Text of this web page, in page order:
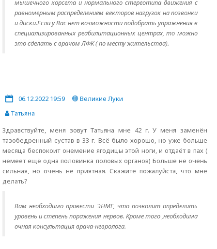
мышечного корсета и нормального стереотипа движения с
равномерным распределением векторов нагрузок на позвонки
и диски.Если у Вас нет возможности подобрать упражнения в
специализированных реабилитационных центрах, то можно
это сделать с врачом ЛФК ( по месту жительства).
06.12.2022 19:59
Великие Луки
Татьяна
Здравствуйте, меня зовут Татьяна мне 42 г. У меня заменён
тазобедренный сустав в 33 г. Всё было хорошо, но уже больше
месяца беспокоит онемение ягодицы этой ноги, и отдаёт в пах (
немеет ещё одна половинка половых органов) Больше не очень
сильная, но очень не приятная. Скажите пожалуйста, что мне
делать?
Вам необходимо провести ЭНМГ, что позволит определить
уровень и степень поражения нервов. Кроме того ,необходима
очная консультация врача-невролога.